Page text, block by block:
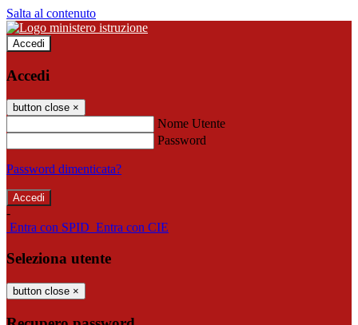
Salta al contenuto
Accedi
Accedi
button close ×
Nome Utente
Password
Password dimenticata?
-
Entra con SPID Entra con CIE
Seleziona utente
button close ×